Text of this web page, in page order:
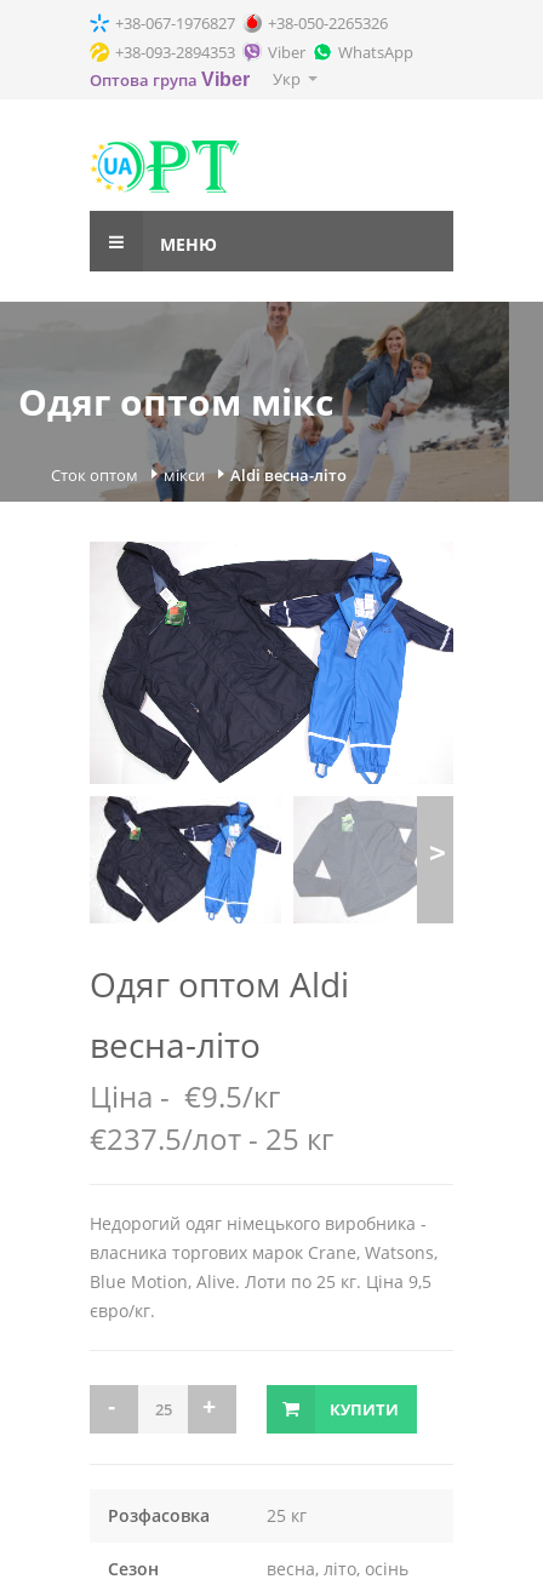
Одяг оптом Aldi
весна-літо
Ціна - €9.5/кг
€237.5/лот - 25 кг
Недорогий одяг німецького виробника -
власника торгових марок Crane, Watsons,
Blue Motion, Alive. Лоти по 25 кг. Ціна 9,5
євро/кг.
КУПИТИ
Розфасовка 25 кг
Сезон весна, літо, осінь
+38-067-1976827
+38-050-2265326
+38-093-2894353
Viber
WhatsApp
Оптова група Viber Укр
МЕНЮ
Одяг оптом мікс
Сток оптом мікси Aldi весна-літо